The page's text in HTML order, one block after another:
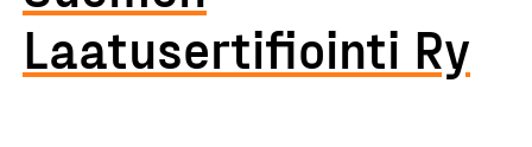
Laatusertifiointi Ry